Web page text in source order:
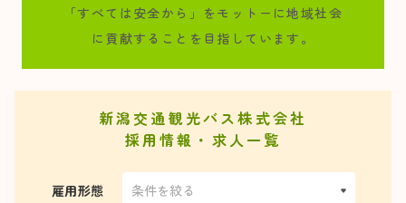
「すべては安全から」をモットーに地域社会
に貢献することを目指しています。
新潟交通観光バス株式会社
採用情報・求人一覧
雇用形態